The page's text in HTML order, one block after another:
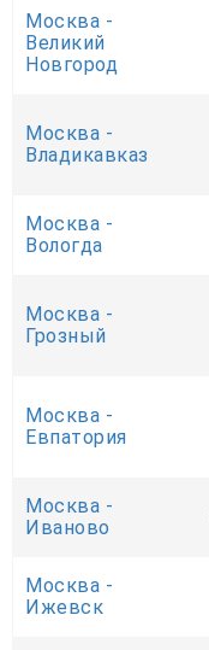
Москва -
Великий
Новгород
Москва -
Владикавказ
Москва -
Вологда
Москва -
Грозный
Москва -
Евпатория
Москва -
Иваново
Москва -
Ижевск